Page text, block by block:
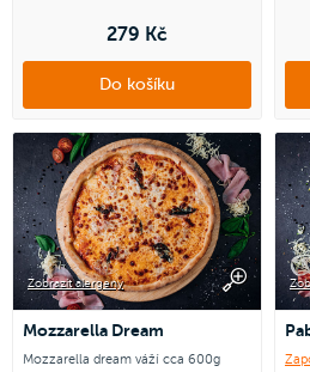
279 Kč
Do košíku
Zobrazit alergeny
Mozzarella Dream
Mozzarella dream váží cca 600g